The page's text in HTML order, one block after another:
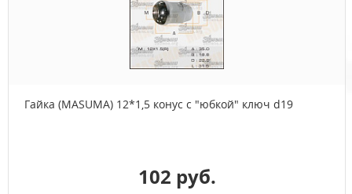
Гайка (MASUMA) 12*1,5 конус с "юбкой" ключ d19
102 руб.